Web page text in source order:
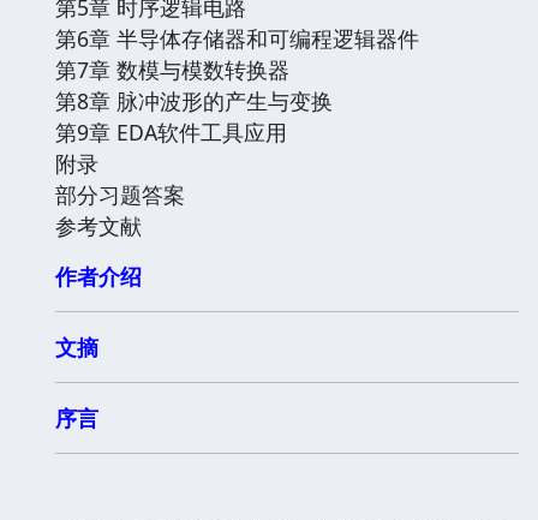
第5章 时序逻辑电路
第6章 半导体存储器和可编程逻辑器件
第7章 数模与模数转换器
第8章 脉冲波形的产生与变换
第9章 EDA软件工具应用
附录
部分习题答案
参考文献
作者介绍
文摘
序言